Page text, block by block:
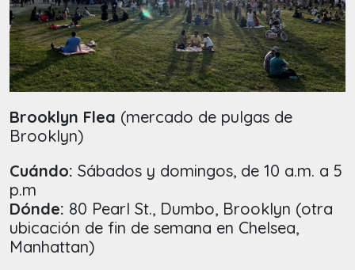
Brooklyn Flea (mercado de pulgas de
Brooklyn)
Cuándo: Sábados y domingos, de 10 a.m. a 5
p.m
Dónde: 80 Pearl St., Dumbo, Brooklyn (otra
ubicación de fin de semana en Chelsea,
Manhattan)